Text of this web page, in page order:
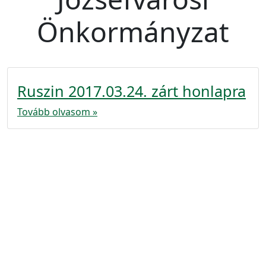
Önkormányzat
Ruszin 2017.03.24. zárt honlapra
Tovább olvasom »